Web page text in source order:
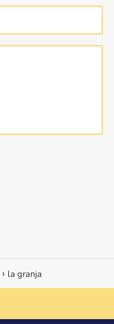
la granja